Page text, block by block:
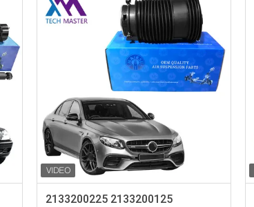
2133200225 2133200125